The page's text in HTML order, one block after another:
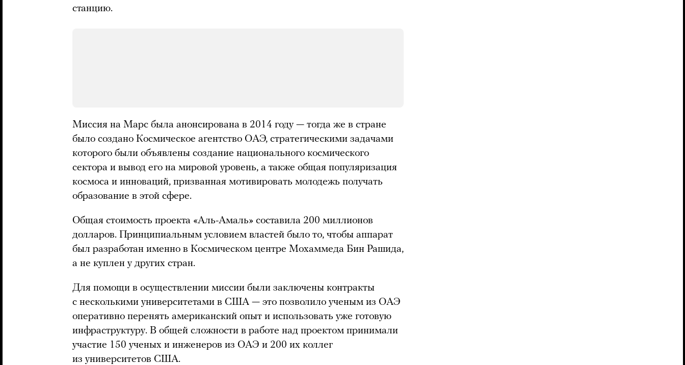
станцию.
Миссия на Марс была анонсирована в 2014 году — тогда же в стране
было создано Космическое агентство ОАЭ, стратегическими задачами
которого были объявлены создание национального космического
сектора и вывод его на мировой уровень, а также общая популяризация
космоса и инноваций, призванная мотивировать молодежь получать
образование в этой сфере.
Общая стоимость проекта «Аль-Амаль» составила 200 миллионов
долларов. Принципиальным условием властей было то, чтобы аппарат
был разработан именно в Космическом центре Мохаммеда Бин Рашида,
а не куплен у других стран.
Для помощи в осуществлении миссии были заключены контракты
с несколькими университетами в США — это позволило ученым из ОАЭ
оперативно перенять американский опыт и использовать уже готовую
инфраструктуру. В общей сложности в работе над проектом принимали
участие 150 ученых и инженеров из ОАЭ и 200 их коллег
из университетов США.